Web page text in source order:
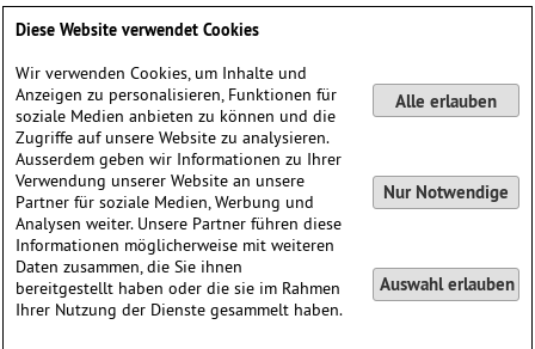
Klicken Sie die Ihnen zur Verfügung stehenden Instrumente an und
finden Sie Werke:
für genau die ausgewählten Instrumente
für die ausgewählten Instrumente und ggf. weitere Instrumente
ODER-Verknüpfung (mind. eines der ausgewählten
Instrumente)
Gesang
Altstimme
Bariton
Diese Website verwendet Cookies
Wir verwenden Cookies, um Inhalte und
Anzeigen zu personalisieren, Funktionen für
soziale Medien anbieten zu können und die
Zugriffe auf unsere Website zu analysieren.
Ausserdem geben wir Informationen zu Ihrer
Verwendung unserer Website an unsere
Partner für soziale Medien, Werbung und
Analysen weiter. Unsere Partner führen diese
Informationen möglicherweise mit weiteren
Daten zusammen, die Sie ihnen
bereitgestellt haben oder die sie im Rahmen
Ihrer Nutzung der Dienste gesammelt haben.
Alle erlauben
Nur Notwendige
Auswahl erlauben